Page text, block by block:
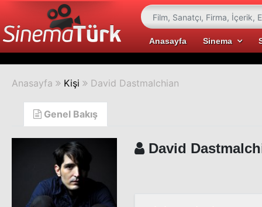
Anasayfa Sinema
Anasayfa Kişi David Dastmalchian
Genel Bakış
David